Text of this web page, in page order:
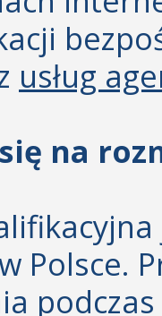
usług
na
Polsce.